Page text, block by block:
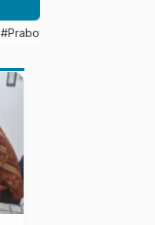
#Prabowo Subianto